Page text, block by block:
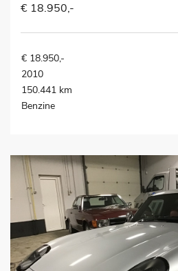
€ 18.950,-
€ 18.950,-
2010
150.441 km
Benzine